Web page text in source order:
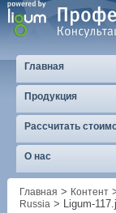
Главная
Продукция
Рассчитать
О нас
Главная > Контент
Russia > Ligum-